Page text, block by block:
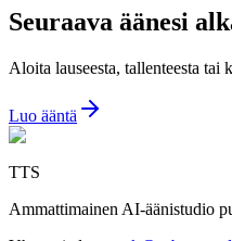
Seuraava äänesi
Aloita lauseesta, tallenteesta
Luo ääntä
TTS
Ammattimainen AI-äänistudio